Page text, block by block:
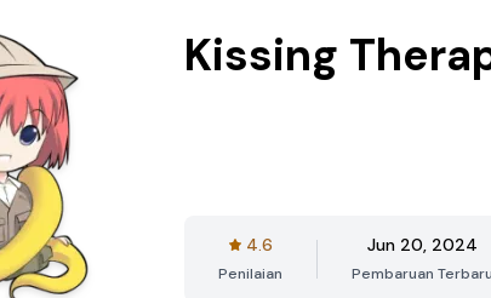
Kissing
4.6
Penilaian
Jun 20, 2024
Pembaruan Terbaru